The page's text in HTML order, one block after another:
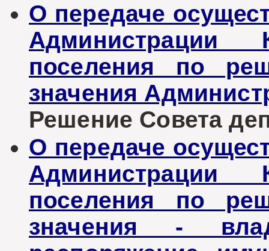
О передаче
Администрации
поселения по
значения
Решение Совета
О передаче
Администрации
поселения по
значения -